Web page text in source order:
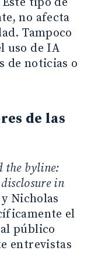
no afecta
Tampoco
uso de IA
de noticias o
de las
the byline:
in
Nicholas
el
público
entrevistas